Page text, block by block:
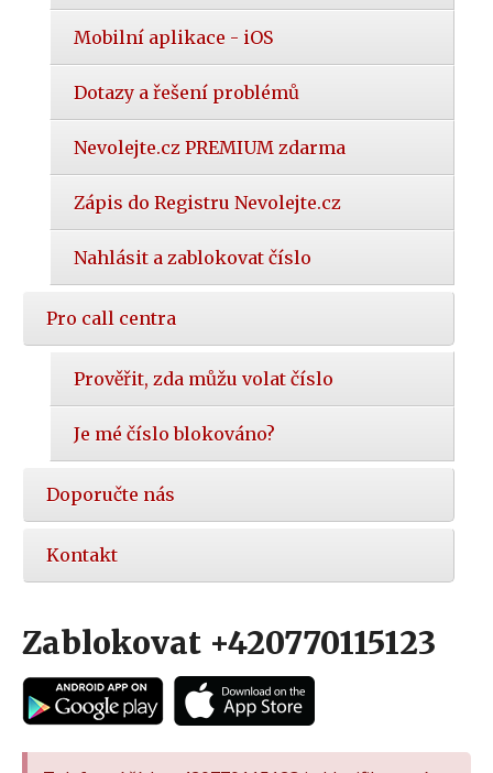
Mobilní aplikace - iOS
Dotazy a řešení problémů
Nevolejte.cz PREMIUM zdarma
Zápis do Registru Nevolejte.cz
Nahlásit a zablokovat číslo
Pro call centra
Prověřit, zda můžu volat číslo
Je mé číslo blokováno?
Doporučte nás
Kontakt
Zablokovat +420770115123